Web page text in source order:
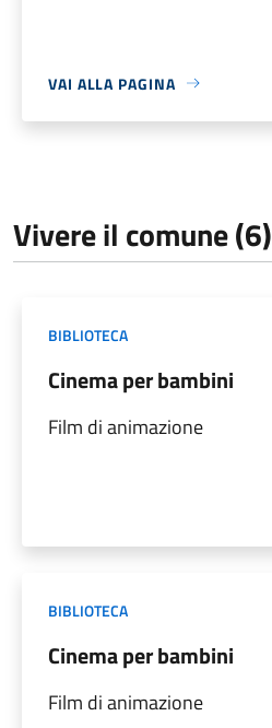
VAI ALLA PAGINA
Vivere il comune (6)
BIBLIOTECA
Cinema per bambini
Film di animazione
BIBLIOTECA
Cinema per bambini
Film di animazione